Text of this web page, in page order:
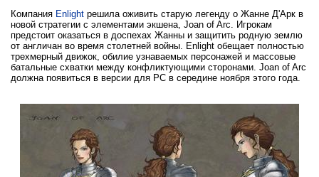
Компания Enlight решила оживить старую легенду о Жанне Д'Арк в
новой стратегии с элементами экшена, Joan of Arc. Игрокам
предстоит оказаться в доспехах Жанны и защитить родную землю
от англичан во время столетней войны. Enlight обещает полностью
трехмерный движок, обилие узнаваемых персонажей и массовые
батальные схватки между конфликтующими сторонами. Joan of Arc
должна появиться в версии для PC в середине ноября этого года.